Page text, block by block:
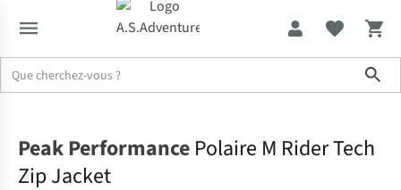
Peak Performance Polaire M Rider Tech
Zip Jacket